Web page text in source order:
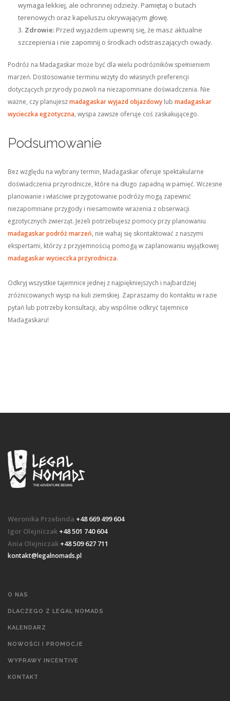
wymaga lekkiej, ale ochronnej odzieży. Pamiętaj o butach
terenowych oraz kapeluszu okrywającym głowę.
Zdrowie: Przed wyjazdem upewnij się, że masz aktualne
szczepienia i nie zapomnij o środkach odstraszających owady.
Podróż na Madagaskar może być dla wielu podróżników spełnieniem
marzeń. Dostosowanie terminu wizyty do własnych preferencji
dotyczących przyrody pozwoli na niezapomniane doświadczenia. Nie
ważne, czy planujeszmadagaskar wyjazd objazdowy lub madagaskar
wycieczka egzotyczna, wyspa zawsze oferuje coś zaskakującego.
Podsumowanie
Bez względu na wybrany termin, Madagaskar oferuje spektakularne
doświadczenia przyrodnicze, które na długo zapadną w pamięć. Wczesne
planowanie i właściwe przygotowanie podróży mogą zapewnić
niezapomniane przygody i niesamowite wrażenia z obserwacji
egzotycznych zwierząt. Jeżeli potrzebujesz pomocy przy planowaniu
madagaskar podróż marzeń, nie wahaj się skontaktować z naszymi
ekspertami, którzy z przyjemnością pomogą w zaplanowaniu wyjątkowej
madagaskar wycieczka przyrodnicza.
Odkryj wszystkie tajemnice jednej z najpiękniejszych i najbardziej
zróżnicowanych wysp na kuli ziemskiej. Zapraszamy do kontaktu w razie
pytań lub potrzeby konsultacji, aby wspólnie odkryć tajemnice
Madagaskaru!
Weronika Przebinda +48 669 499 604
Igor Olejniczak +48 501 740 604
Ania Olejniczak +48 509 627 711
kontakt@legalnomads.pl
O NAS
DLACZEGO Z LEGAL NOMADS
KALENDARZ
NOWOŚCI I PROMOCJE
WYPRAWY INCENTIVE
KONTAKT